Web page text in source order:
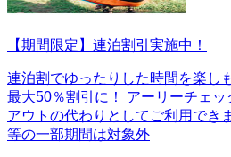
【期間限定】連泊割引実施中！
連泊割でゆったりした時間を楽し
最大50％割引に！ アーリーチェ
アウトの代わりとしてご利用でき
等の一部期間は対象外